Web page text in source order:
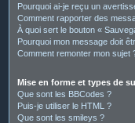
Pourquoi ai-je reçu un
Comment rapporter des
À quoi sert le bouton «
Pourquoi mon message doit
Comment remonter mon sujet
Mise en forme et types de
Que sont les BBCodes ?
Puis-je utiliser le HTML ?
Que sont les smileys ?